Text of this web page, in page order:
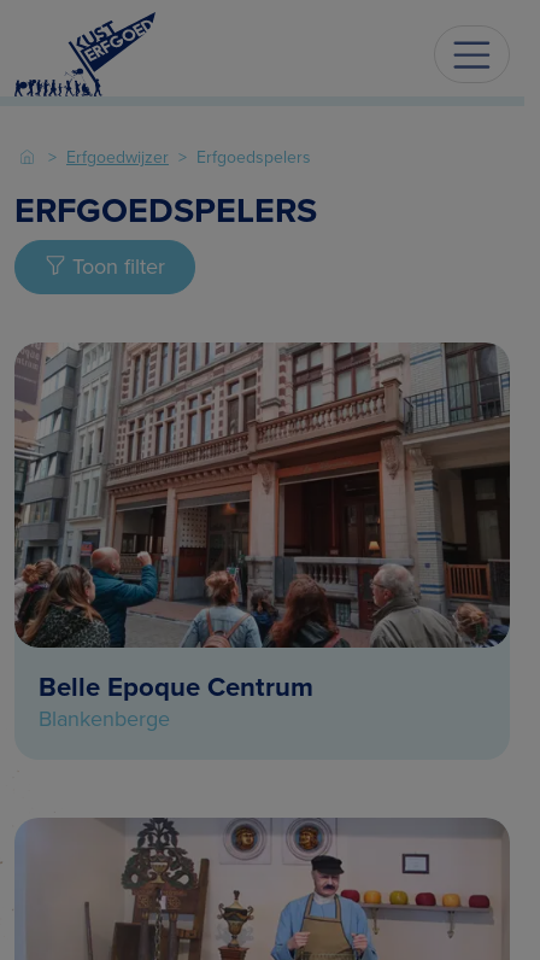
Erfgoedwijzer Erfgoedspelers
ERFGOEDSPELERS
Toon filter
Belle Epoque Centrum
Blankenberge